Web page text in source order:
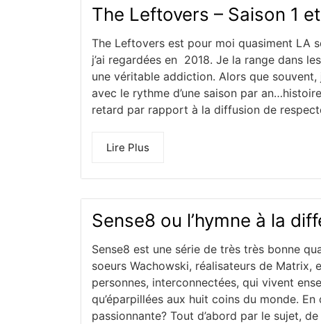
The Leftovers – Saison 1
The Leftovers est pour moi quasiment LA
j’ai regardées en 2018. Je la range dans
une véritable addiction. Alors que souvent,
avec le rythme d’une saison par
retard par rapport à la diffusion de
Lire Plus
Sense8 ou l’hymne à la
Sense8 est une série de très très bonne
soeurs Wachowski, réalisateurs de Matrix,
personnes, interconnectées, qui vivent
qu’éparpillées aux huit coins du monde.
passionnante? Tout d’abord par le sujet,